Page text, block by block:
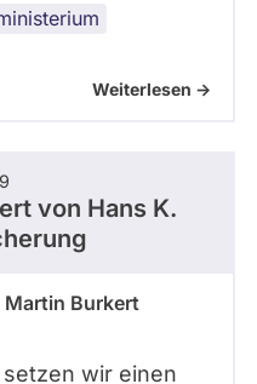
Weiterlesen ->
von Hans K.
Martin Burkert
wir einen